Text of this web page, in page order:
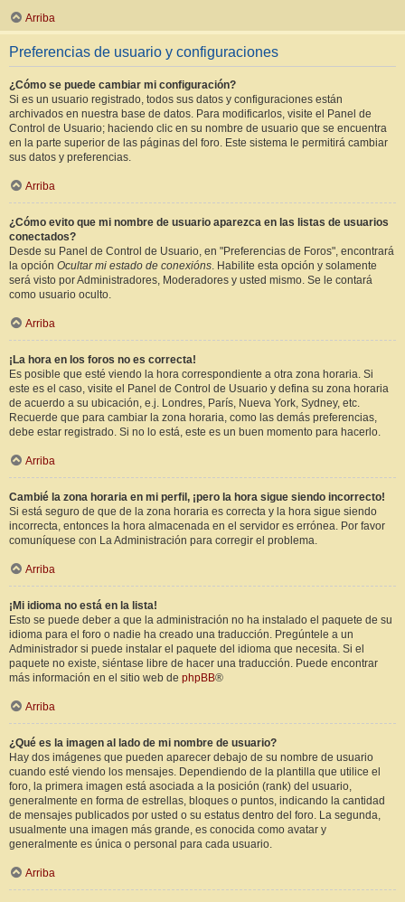
Arriba
Preferencias de usuario y configuraciones
¿Cómo se puede cambiar mi configuración?
Si es un usuario registrado, todos sus datos y configuraciones están
archivados en nuestra base de datos. Para modificarlos, visite el Panel de
Control de Usuario; haciendo clic en su nombre de usuario que se encuentra
en la parte superior de las páginas del foro. Este sistema le permitirá cambiar
sus datos y preferencias.
Arriba
¿Cómo evito que mi nombre de usuario aparezca en las listas de usuarios
conectados?
Desde su Panel de Control de Usuario, en "Preferencias de Foros", encontrará
la opción Ocultar mi estado de conexións. Habilite esta opción y solamente
será visto por Administradores, Moderadores y usted mismo. Se le contará
como usuario oculto.
Arriba
¡La hora en los foros no es correcta!
Es posible que esté viendo la hora correspondiente a otra zona horaria. Si
este es el caso, visite el Panel de Control de Usuario y defina su zona horaria
de acuerdo a su ubicación, e.j. Londres, París, Nueva York, Sydney, etc.
Recuerde que para cambiar la zona horaria, como las demás preferencias,
debe estar registrado. Si no lo está, este es un buen momento para hacerlo.
Arriba
Cambié la zona horaria en mi perfil, ¡pero la hora sigue siendo incorrecto!
Si está seguro de que de la zona horaria es correcta y la hora sigue siendo
incorrecta, entonces la hora almacenada en el servidor es errónea. Por favor
comuníquese con La Administración para corregir el problema.
Arriba
¡Mi idioma no está en la lista!
Esto se puede deber a que la administración no ha instalado el paquete de su
idioma para el foro o nadie ha creado una traducción. Pregúntele a un
Administrador si puede instalar el paquete del idioma que necesita. Si el
paquete no existe, siéntase libre de hacer una traducción. Puede encontrar
más información en el sitio web de phpBB®
Arriba
¿Qué es la imagen al lado de mi nombre de usuario?
Hay dos imágenes que pueden aparecer debajo de su nombre de usuario
cuando esté viendo los mensajes. Dependiendo de la plantilla que utilice el
foro, la primera imagen está asociada a la posición (rank) del usuario,
generalmente en forma de estrellas, bloques o puntos, indicando la cantidad
de mensajes publicados por usted o su estatus dentro del foro. La segunda,
usualmente una imagen más grande, es conocida como avatar y
generalmente es única o personal para cada usuario.
Arriba